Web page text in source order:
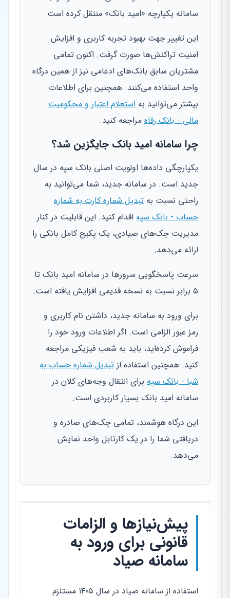
سامانه یکپارچه «امید بانک» منتقل کرده است.
این تغییر جهت بهبود تجربه کاربری و افزایش
امنیت تراکنش‌ها صورت گرفت. اکنون تمامی
مشتریان سابق بانک‌های ادغامی نیز از همین درگاه
واحد استفاده می‌کنند. همچنین برای اطلاعات
بیشتر می‌توانید به استعلام اعتبار و محکومیت
مالی - بانک رفاه مراجعه کنید.
چرا سامانه امید بانک جایگزین شد؟
یکپارچگی داده‌ها اولویت اصلی بانک سپه در سال
جدید است. در سامانه جدید، شما می‌توانید به
راحتی نسبت به تبدیل شماره کارت به شماره
حساب - بانک سپه اقدام کنید. این قابلیت در کنار
مدیریت چک‌های صیادی، یک پکیج کامل بانکی را
ارائه می‌دهد.
سرعت پاسخگویی سرورها در سامانه امید بانک تا
۵ برابر نسبت به نسخه قدیمی افزایش یافته است.
برای ورود به سامانه جدید، داشتن نام کاربری و
رمز عبور الزامی است. اگر اطلاعات ورود خود را
فراموش کرده‌اید، باید به شعب فیزیکی مراجعه
کنید. همچنین استفاده از تبدیل شماره حساب به
شبا - بانک سپه برای انتقال وجه‌های کلان در
سامانه امید بانک بسیار کاربردی است.
این درگاه هوشمند، تمامی چک‌های صادره و
دریافتی شما را در یک کارتابل واحد نمایش
می‌دهد.
پیش‌نیازها و الزامات
قانونی برای ورود به
سامانه صیاد
استفاده از سامانه صیاد در سال ۱۴۰۵ مستلزم